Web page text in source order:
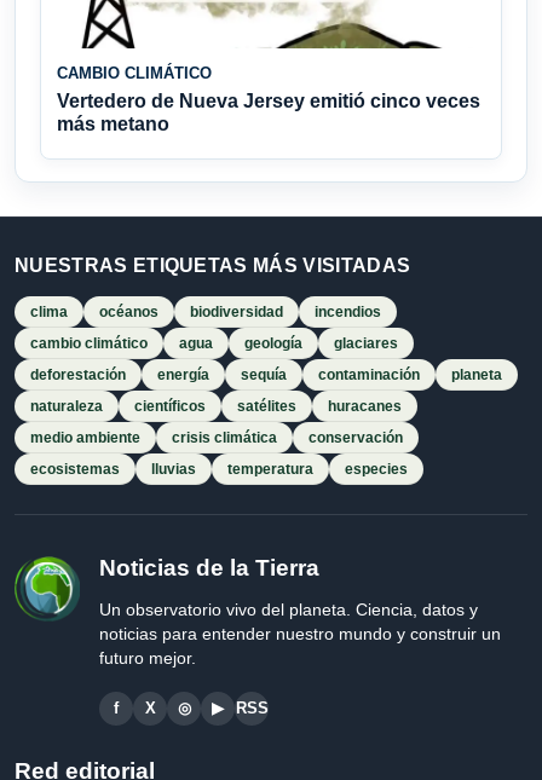
CAMBIO CLIMÁTICO
Vertedero de Nueva Jersey emitió cinco veces
más metano
NUESTRAS ETIQUETAS MÁS VISITADAS
clima océanos biodiversidad
incendios
cambio climático
agua geología
glaciares
deforestación
energía sequía contaminación
planeta
naturaleza
científicos satélites
huracanes
medio ambiente
crisis climática
conservación
ecosistemas
lluvias temperatura especies
Noticias de la Tierra
Un observatorio vivo del planeta. Ciencia, datos y
noticias para entender nuestro mundo y construir un
futuro mejor.
f X ◎ ▶ RSS
Red editorial